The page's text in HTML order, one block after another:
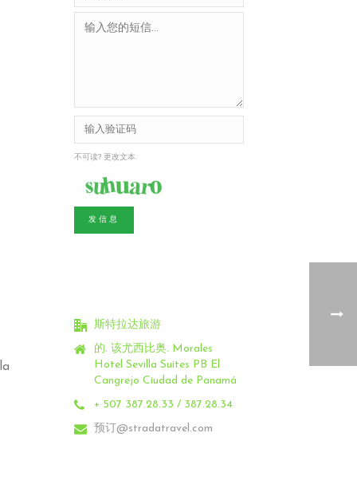
不可读? 更改文本.
发信息
斯特拉达旅游
的. 该尤西比奥. Morales
Hotel Sevilla Suites PB El
Cangrejo Ciudad de Panamá
+ 507 387.28.33 / 387.28.34
预订@stradatravel.com